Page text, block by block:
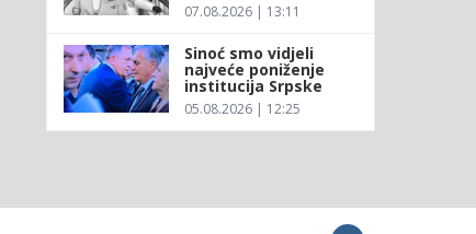
07.08.2026 | 13:11
Sinoć smo vidjeli
najveće poniženje
institucija Srpske
05.08.2026 | 12:25